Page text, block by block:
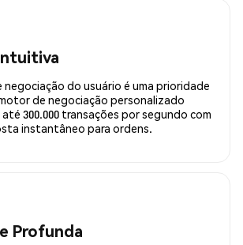
negociação do usuário é uma prioridade
de negociação personalizado
300.000 transações por segundo com
instantâneo para ordens.
Profunda